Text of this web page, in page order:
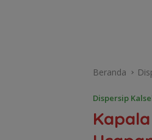
Beranda
Dispersip